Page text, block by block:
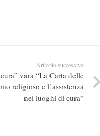
Articolo successivo
vara “La Carta delle
religioso e l’assistenza
nei luoghi di cura”